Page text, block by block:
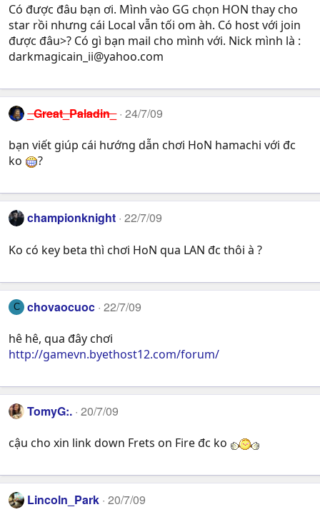
Có được đâu bạn ơi. Mình vào GG chọn HON thay cho
star rồi nhưng cái Local vẫn tối om àh. Có host với join
được đâu>? Có gì bạn mail cho mình với. Nick mình là :
darkmagicain_ii@yahoo.com
_Great_Paladin_ 24/7/09
bạn viết giúp cái hướng dẫn chơi HoN hamachi với đc
ko
?
championknight 22/7/09
Ko có key beta thì chơi HoN qua LAN đc thôi à ?
C chovaocuoc 22/7/09
hê hê, qua đây chơi
http://gamevn.byethost12.com/forum/
TomyG:. 20/7/09
cậu cho xin link down Frets on Fire đc ko
Lincoln_Park 20/7/09